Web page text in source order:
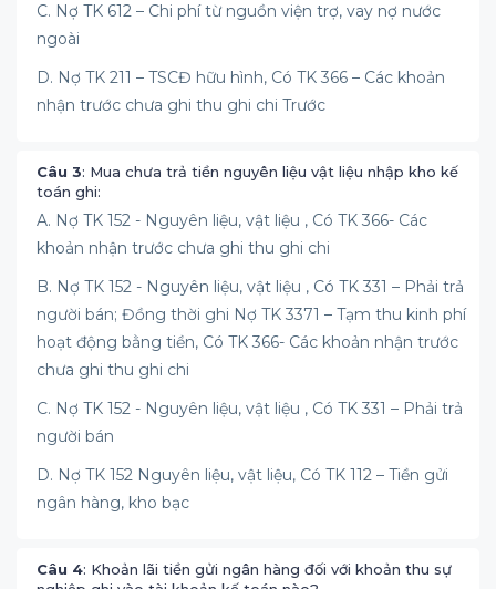
C. Nợ TK 612 – Chi phí từ nguồn viện trợ, vay nợ nước
ngoài
D. Nợ TK 211 – TSCĐ hữu hình, Có TK 366 – Các khoản
nhận trước chưa ghi thu ghi chi Trước
Câu 3: Mua chưa trả tiền nguyên liệu vật liệu nhập kho kế
toán ghi:
A. Nợ TK 152 - Nguyên liệu, vật liệu , Có TK 366- Các
khoản nhận trước chưa ghi thu ghi chi
B. Nợ TK 152 - Nguyên liệu, vật liệu , Có TK 331 – Phải trả
người bán; Đồng thời ghi Nợ TK 3371 – Tạm thu kinh phí
hoạt động bằng tiền, Có TK 366- Các khoản nhận trước
chưa ghi thu ghi chi
C. Nợ TK 152 - Nguyên liệu, vật liệu , Có TK 331 – Phải trả
người bán
D. Nợ TK 152 Nguyên liệu, vật liệu, Có TK 112 – Tiền gửi
ngân hàng, kho bạc
Câu 4: Khoản lãi tiền gửi ngân hàng đối với khoản thu sự